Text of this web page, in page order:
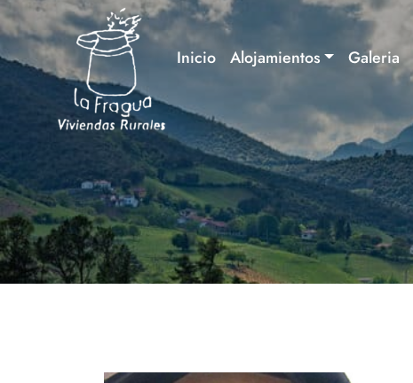
Inicio Alojamientos Galeria